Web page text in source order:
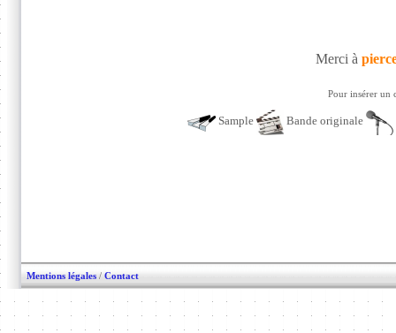
Merci à
Pour insérer un
Sample Bande originale
Mentions légales / Contact